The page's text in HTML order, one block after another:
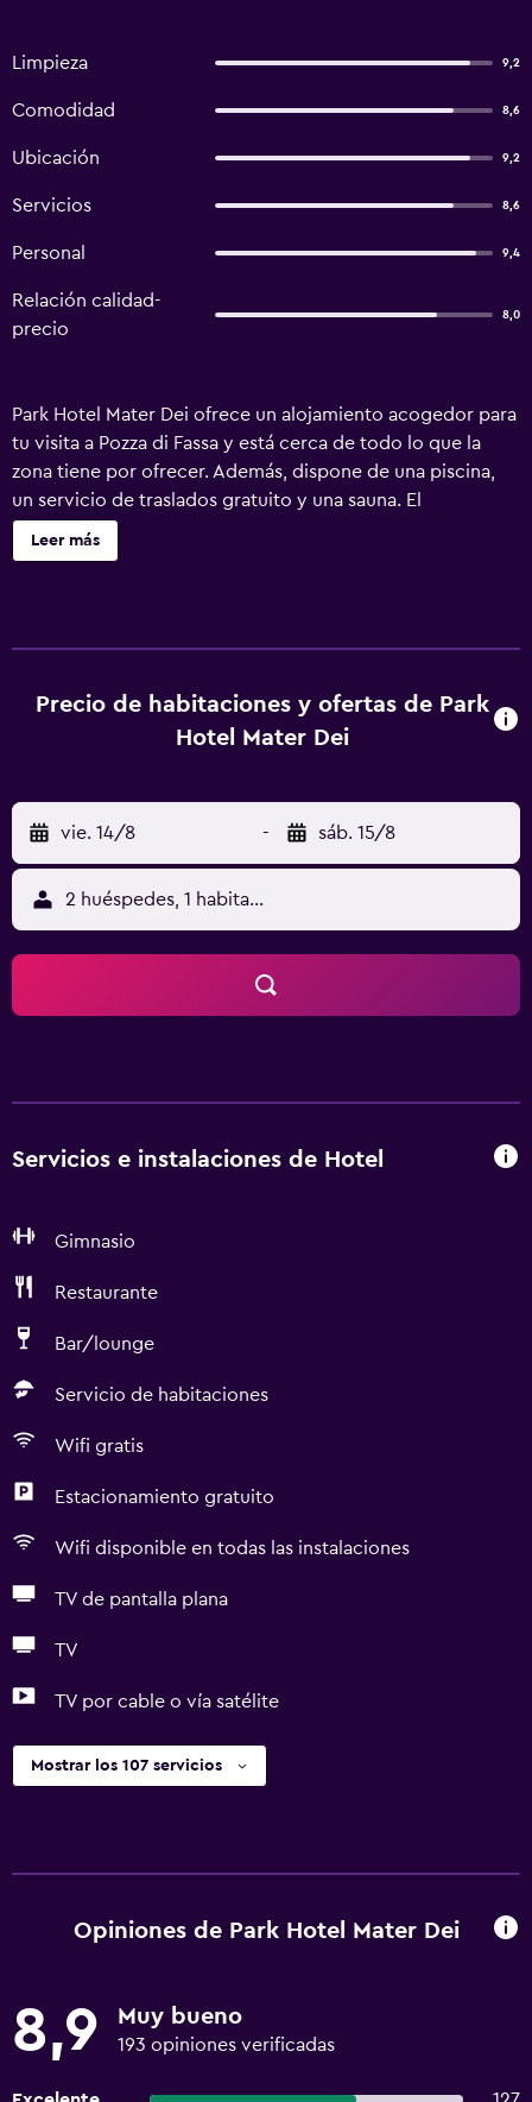
Limpieza 9,2
Comodidad 8,6
Ubicación 9,2
Servicios 8,6
Personal 9,4
Relación calidad-
precio
8,0
Park Hotel Mater Dei ofrece un alojamiento acogedor para
tu visita a Pozza di Fassa y está cerca de todo lo que la
zona tiene por ofrecer. Además, dispone de una piscina,
un servicio de traslados gratuito y una sauna. El
establecimiento dispone de 48 habitaciones bien
equipadas que cuentan con todo tipo de instalaciones y
Dei. También está en una ubicación ideal para visitar
lugares de interés cercanos, como Vigo di Fassa y Canazei.
Leer más
Precio de habitaciones y ofertas de Park
Hotel Mater Dei
vie. 14/8 - sáb. 15/8
2 huéspedes, 1 habitación
Servicios e instalaciones de Hotel
Gimnasio
Restaurante
Bar/lounge
Servicio de habitaciones
Wifi gratis
Estacionamiento gratuito
Wifi disponible en todas las instalaciones
TV de pantalla plana
TV
TV por cable o vía satélite
Mostrar los 107 servicios
Opiniones de Park Hotel Mater Dei
8,9 Muy bueno
193 opiniones verificadas